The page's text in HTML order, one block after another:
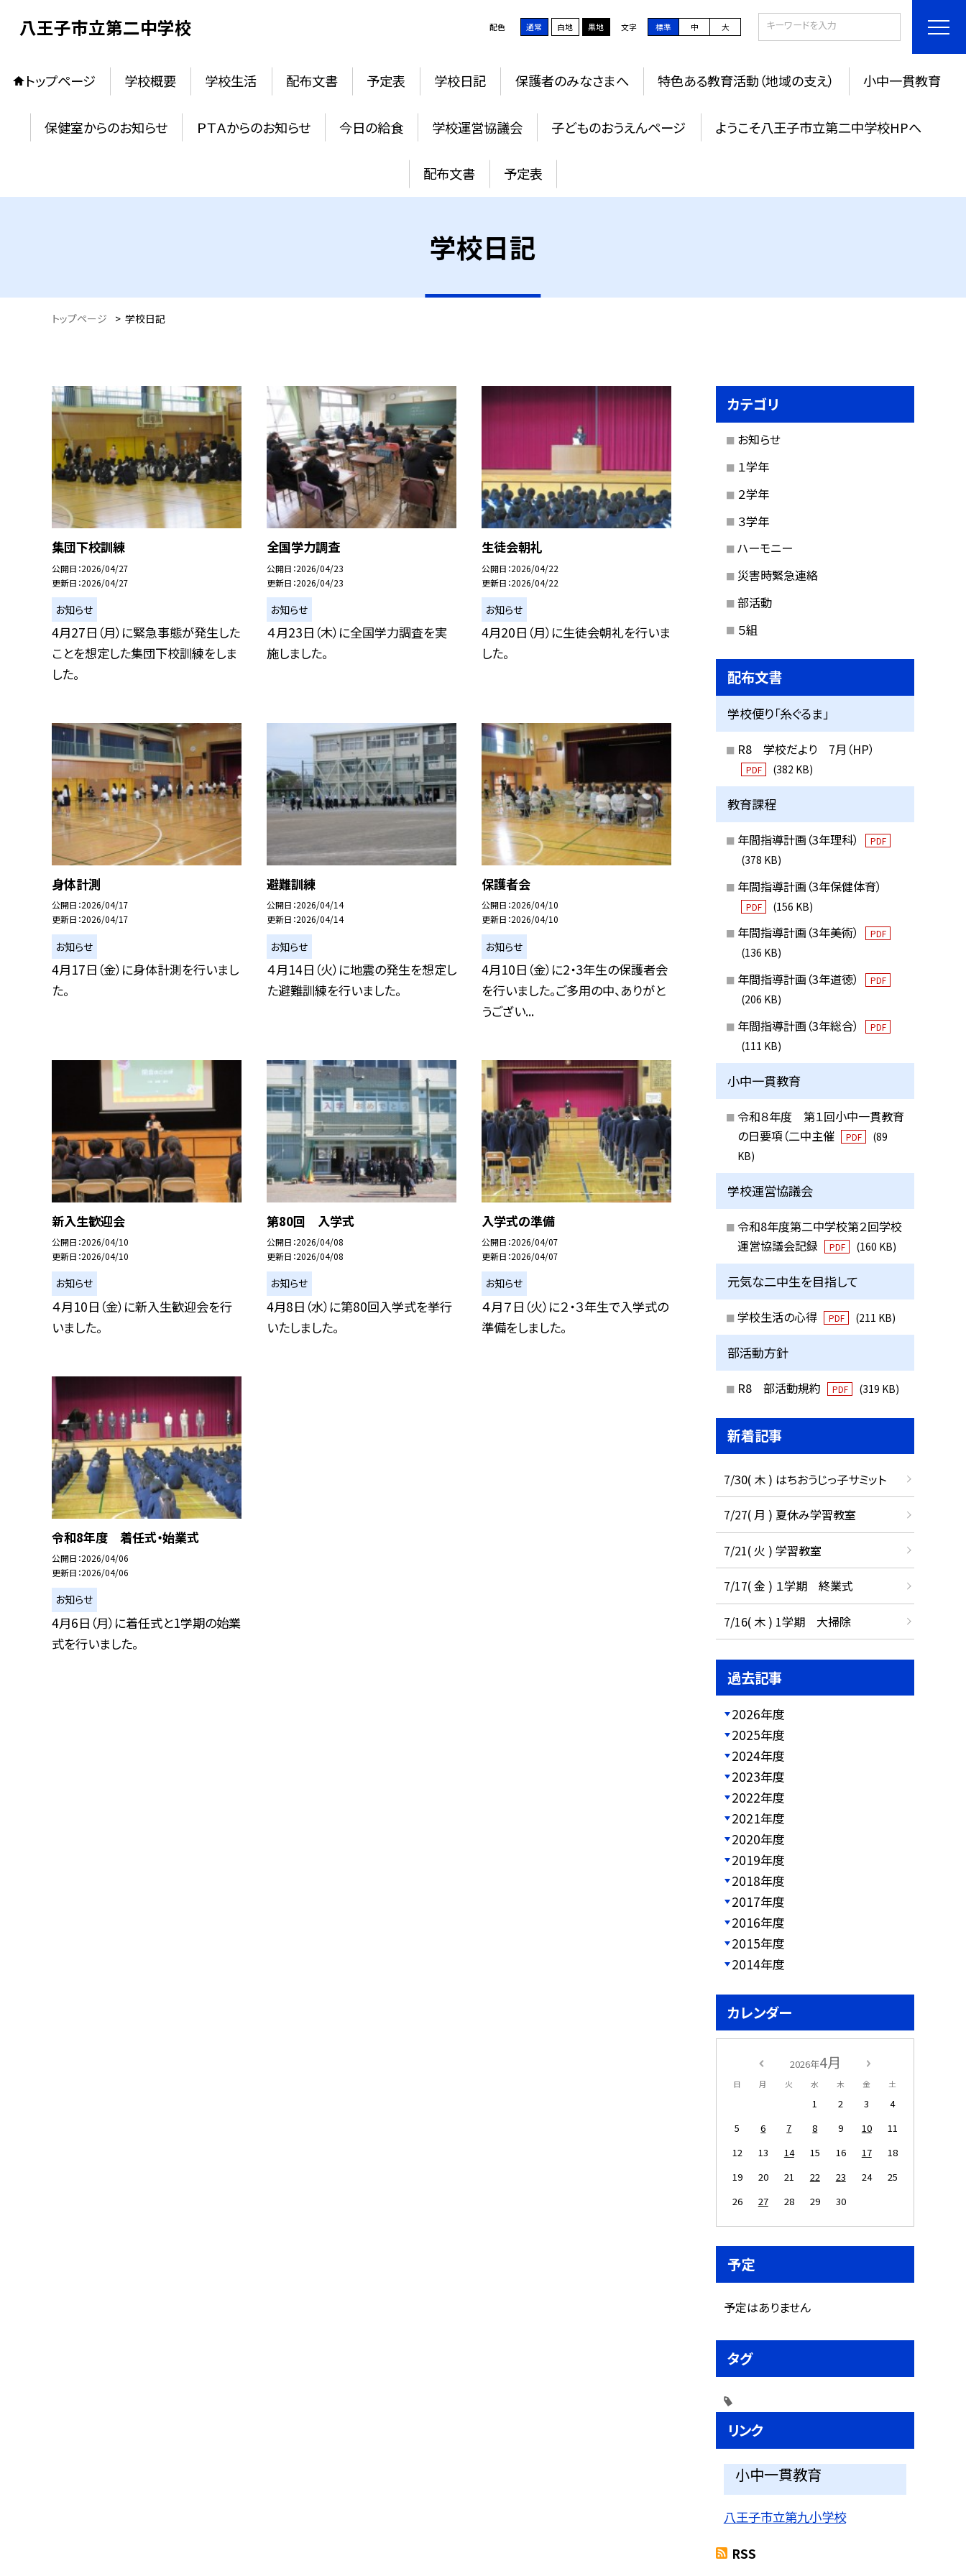
八王子市立第二中学校 配色 通常 白地 黒地 文字 標準 中 大
トップページ 学校概要 学校生活 配布文書 予定表 学校日記 保護者のみなさまへ 特色ある教育活動（地域の支え） 小中一貫教育
保健室からのお知らせ ＰＴＡからのお知らせ 今日の給食 学校運営協議会 子どものおうえんページ ようこそ八王子市立第二中学校HPへ
配布文書 予定表
学校日記
トップページ > 学校日記
集団下校訓練
公開日 2026/04/27
更新日 2026/04/27
お知らせ
4月27日（月）に緊急事態が発生した
ことを想定した集団下校訓練をしま
した。
全国学力調査
公開日 2026/04/23
更新日 2026/04/23
お知らせ
４月23日（木）に全国学力調査を実
施しました。
生徒会朝礼
公開日 2026/04/22
更新日 2026/04/22
お知らせ
4月20日（月）に生徒会朝礼を行いま
した。
身体計測
公開日 2026/04/17
更新日 2026/04/17
お知らせ
4月17日（金）に身体計測を行いまし
た。
避難訓練
公開日 2026/04/14
更新日 2026/04/14
お知らせ
４月14日（火）に地震の発生を想定し
た避難訓練を行いました。
保護者会
公開日 2026/04/10
更新日 2026/04/10
お知らせ
4月10日（金）に2・3年生の保護者会
を行いました。ご多用の中、ありがと
うござい...
新入生歓迎会
公開日 2026/04/10
更新日 2026/04/10
お知らせ
４月10日（金）に新入生歓迎会を行
いました。
第80回 入学式
公開日 2026/04/08
更新日 2026/04/08
お知らせ
4月8日（水）に第80回入学式を挙行
いたしました。
入学式の準備
公開日 2026/04/07
更新日 2026/04/07
お知らせ
４月７日（火）に２・３年生で入学式の
準備をしました。
令和8年度 着任式・始業式
公開日 2026/04/06
更新日 2026/04/06
お知らせ
4月6日（月）に着任式と1学期の始業
式を行いました。
カテゴリ
お知らせ
１学年
２学年
３学年
ハーモニー
災害時緊急連絡
部活動
５組
配布文書
学校便り「糸ぐるま」
R8 学校だより 7月（HP）
PDF (382 KB)
教育課程
年間指導計画（3年理科） PDF
(378 KB)
年間指導計画（3年保健体育）
PDF (156 KB)
年間指導計画（3年美術） PDF
(136 KB)
年間指導計画（3年道徳） PDF
(206 KB)
年間指導計画（3年総合） PDF
(111 KB)
小中一貫教育
令和８年度 第１回小中一貫教育
の日要項（二中主催
PDF
(89
KB)
学校運営協議会
令和8年度第二中学校第２回学校
運営協議会記録
PDF (160 KB)
元気な二中生を目指して
学校生活の心得 PDF (211 KB)
部活動方針
R8 部活動規約 PDF (319 KB)
新着記事
7/30( 木 ) はちおうじっ子サミット
7/27( 月 ) 夏休み学習教室
7/21( 火 ) 学習教室
7/17( 金 ) １学期 終業式
7/16( 木 ) 1学期 大掃除
過去記事
2026年度
2025年度
2024年度
2023年度
2022年度
2021年度
2020年度
2019年度
2018年度
2017年度
2016年度
2015年度
2014年度
カレンダー
2026年4月
日 月 火 水 木 金 土
1 2 3
4
5
6 7 8 9 10
11
12
13 14 15 16 17
18
19
20 21 22 23 24
25
26
27 28 29 30
予定
予定はありません
タグ
リンク
小中一貫教育
八王子市立第九小学校
RSS